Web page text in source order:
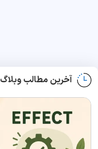
آخرین مطالب وبلاگ